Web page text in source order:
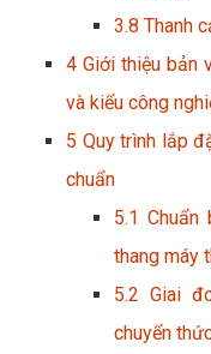
3.8 Thanh
4 Giới thiệu bản
và kiểu công
5 Quy trình lắp
chuẩn
5.1
thang máy
5.2 Giai
chuyển